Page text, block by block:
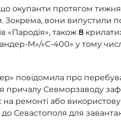
окупанти протягом
Зокрема, вони випустили
«Пародія», також 8
М»/«С-400» у тому
повідомила про
причалу Севморзаводу
ремонті або
Севастополя для